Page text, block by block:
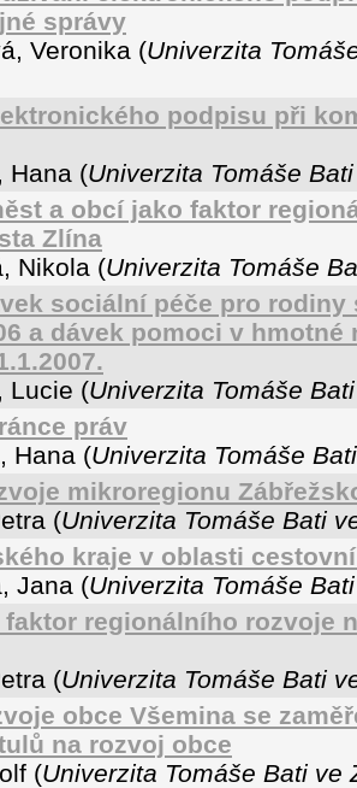
správy
Veronika (Univerzita
podpisu při
Hana (Univerzita Tomáše
a obcí jako faktor
Zlína
Nikola (Univerzita Tomáše
sociální péče pro rodiny
a dávek pomoci v
Lucie (Univerzita Tomáše
práv
Hana (Univerzita Tomáše
mikroregionu
(Univerzita Tomáše Bati
kraje v oblasti
Jana (Univerzita Tomáše
regionálního rozvoje
(Univerzita Tomáše Bati
obce Všemina se
na rozvoj obce
(Univerzita Tomáše Bati ve